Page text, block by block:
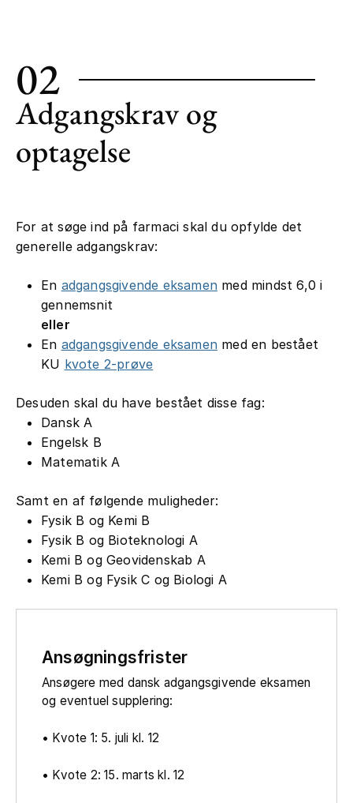
02
Adgangskrav og
optagelse
For at søge ind på farmaci skal du opfylde det
generelle adgangskrav:
En adgangsgivende eksamen med mindst 6,0 i
gennemsnit
eller
En adgangsgivende eksamen med en bestået
KU kvote 2-prøve
Desuden skal du have bestået disse fag:
Dansk A
Engelsk B
Matematik A
Samt en af følgende muligheder:
Fysik B og Kemi B
Fysik B og Bioteknologi A
Kemi B og Geovidenskab A
Kemi B og Fysik C og Biologi A
Ansøgningsfrister
Ansøgere med dansk adgangsgivende eksamen
og eventuel supplering:
• Kvote 1: 5. juli kl. 12
• Kvote 2: 15. marts kl. 12